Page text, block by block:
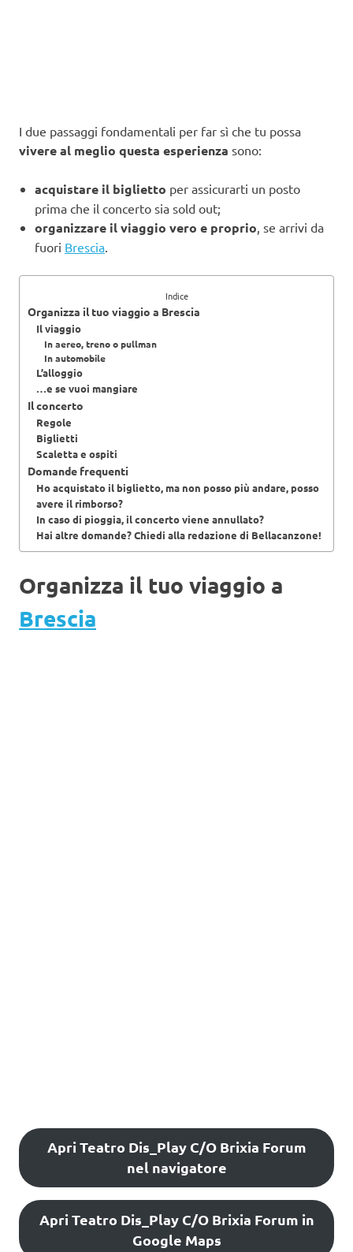
I due passaggi fondamentali per far sì che tu possa
vivere al meglio questa esperienza sono:
acquistare il biglietto per assicurarti un posto
prima che il concerto sia sold out;
organizzare il viaggio vero e proprio , se arrivi da
fuori Brescia
Indice
Organizza il tuo viaggio a Brescia
Il viaggio
In aereo, treno o pullman
In automobile
L’alloggio
…e se vuoi mangiare
Il concerto
Regole
Biglietti
Scaletta e ospiti
Domande frequenti
Ho acquistato il biglietto, ma non posso più andare, posso
avere il rimborso?
In caso di pioggia, il concerto viene annullato?
Hai altre domande? Chiedi alla redazione di Bellacanzone!
Organizza il tuo viaggio a
Brescia
Apri Teatro Dis_Play C/O Brixia Forum
nel navigatore
Apri Teatro Dis_Play C/O Brixia Forum in
Google Maps